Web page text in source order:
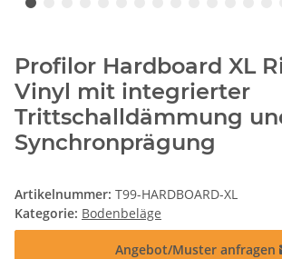
Profilor Hardboard XL
Vinyl mit integrierter
Trittschalldämmung
Synchronprägung
Artikelnummer: T99-HARDBOARD-XL
Kategorie: Bodenbeläge
Angebot/Muster anfragen